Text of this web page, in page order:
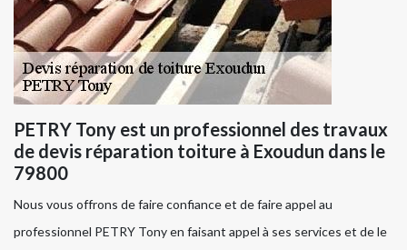
PETRY Tony est un professionnel des travaux
de devis réparation toiture à Exoudun dans le
79800
Nous vous offrons de faire confiance et de faire appel au
professionnel PETRY Tony en faisant appel à ses services et de le